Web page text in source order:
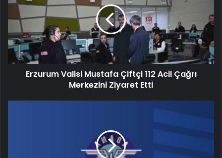
Erzurum Valisi Mustafa Çiftçi 112 Acil Çağrı
Merkezini Ziyaret Etti